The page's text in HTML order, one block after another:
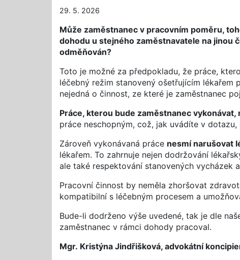
29. 5. 2026
Může zaměstnanec v pracovním poměru,
dohodu u stejného zaměstnavatele na jinou
odměňován?
Toto je možné za předpokladu, že práce,
léčebný režim stanovený ošetřujícím
nejedná o činnost, ze které je zaměstnanec
Práce, kterou bude zaměstnanec vykonávat,
práce neschopným, což, jak uvádíte v
Zároveň vykonávaná práce nesmí narušovat
lékařem. To zahrnuje nejen dodržování
ale také respektování stanovených vycházek
Pracovní činnost by neměla zhoršovat
kompatibilní s léčebným procesem a
Bude-li dodrženo výše uvedené, tak je dle
zaměstnanec v rámci dohody pracoval.
Mgr. Kristýna Jindřišková, advokátní